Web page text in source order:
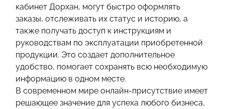
кабинет Дорхан, могут быстро оформлять
заказы, отслеживать их статус и историю, а
также получать доступ к инструкциям и
руководствам по эксплуатации приобретенной
продукции. Это создает дополнительное
удобство, помогает сохранять всю необходимую
информацию в одном месте.
В современном мире онлайн-присутствие имеет
решающее значение для успеха любого бизнеса,